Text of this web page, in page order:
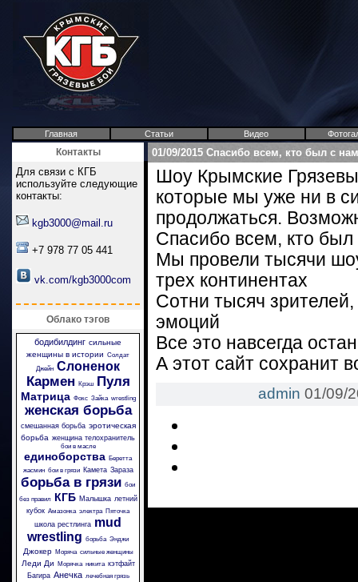
Главная Статьи Видео
Контакты
Для связи с КГБ
используйте следующие
контакты:
kgb3000@mail.ru
+7 978 77 05 441
vk.com/kgb3000com
Облако тэгов
бодибилдинг сильные
женщины в истории Солдат
Джейн Слоненок
Кармен Крэш Пуля
Матрица Фокс Зайка wrestling
женская борьба
смешанная борьба эротическая
борьба женщина телохранитель
бои в масле
единоборства Беретта
жасмин бои в грязи Камета Зараза
борьба в грязи бои
без правил
КГБ Малышка летний
кубок Амазонка электра Пяточка
школа рестлинга mud
wrestling борьба Энджи
Джокер Моряча сильные женщины
Леди Ди Морячка никита кэтфайт
Багира Анечка лечебная грязь
01/09/2015 Спасибо всем, кто был с
Шоу Крымские
которые мы уже ни в
продолжаться.
Спасибо всем, кто
Мы провели тысячи
трех континентах
Сотни тысяч
эмоций
Все это навсегда
А этот сайт сохранит
admin 01/09/